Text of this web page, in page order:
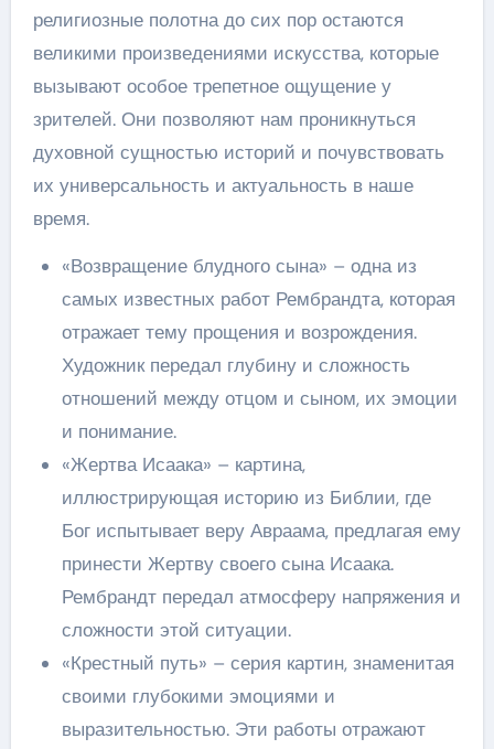
религиозные полотна до сих пор остаются
великими произведениями искусства, которые
вызывают особое трепетное ощущение у
зрителей. Они позволяют нам проникнуться
духовной сущностью историй и почувствовать
их универсальность и актуальность в наше
время.
«Возвращение блудного сына» – одна из
самых известных работ Рембрандта, которая
отражает тему прощения и возрождения.
Художник передал глубину и сложность
отношений между отцом и сыном, их эмоции
и понимание.
«Жертва Исаака» – картина,
иллюстрирующая историю из Библии, где
Бог испытывает веру Авраама, предлагая ему
принести Жертву своего сына Исаака.
Рембрандт передал атмосферу напряжения и
сложности этой ситуации.
«Крестный путь» – серия картин, знаменитая
своими глубокими эмоциями и
выразительностью. Эти работы отражают